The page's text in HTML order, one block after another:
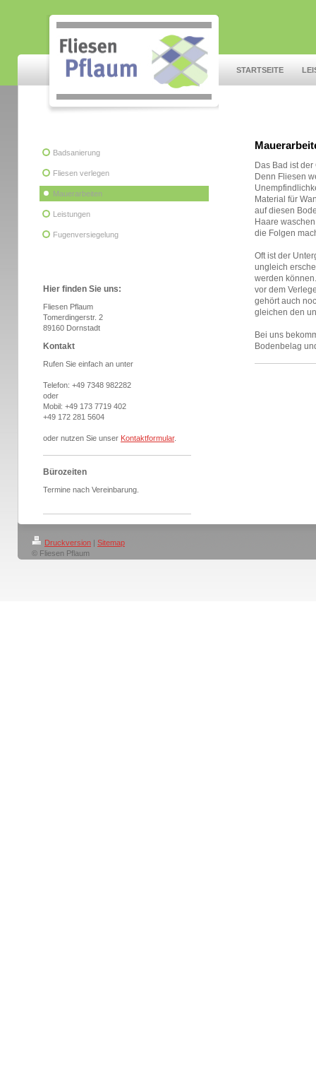
STARTSEITE
Badsanierung
Fliesen verlegen
Mauerarbeiten
Leistungen
Fugenversiegelung
Hier finden Sie uns:
Fliesen Pflaum
Tomerdingerstr. 2
89160 Dornstadt
Kontakt
Rufen Sie einfach an unter
Telefon: +49 7348 982282
oder
Mobil: +49 173 7719 402
+49 172 281 5604
oder nutzen Sie unser Kontaktformular.
Bürozeiten
Termine nach Vereinbarung.
Das Bad ist
Denn Fliesen
Material für
auf diesen
Haare
die Folgen
Oft ist der
ungleich
werden
vor dem
gehört auch
gleichen den
Bei uns
Bodenbelag
Druckversion | Sitemap
© Fliesen Pflaum